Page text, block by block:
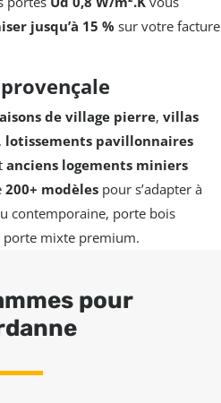
jusqu’à 15 % sur votre facture
de village pierre, villas
, lotissements pavillonnaires
anciens logements miniers
200+ modèles pour s’adapter à
contemporaine, porte bois
porte mixte premium.
pour